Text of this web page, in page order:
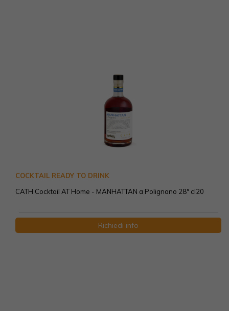
COCKTAIL READY TO DRINK
CATH Cocktail AT Home - MANHATTAN a Polignano 28° cl20
Richiedi info